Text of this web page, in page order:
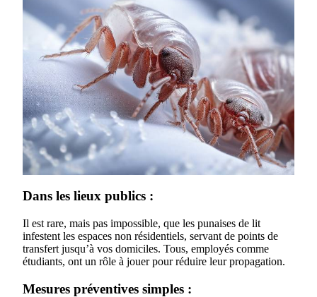
Dans les lieux publics :
Il est rare, mais pas impossible, que les punaises de lit
infestent les espaces non résidentiels, servant de points de
transfert jusqu’à vos domiciles. Tous, employés comme
étudiants, ont un rôle à jouer pour réduire leur propagation.
Mesures préventives simples :